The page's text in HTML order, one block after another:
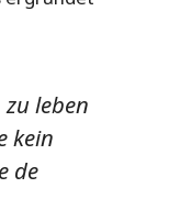
leben
kein
de